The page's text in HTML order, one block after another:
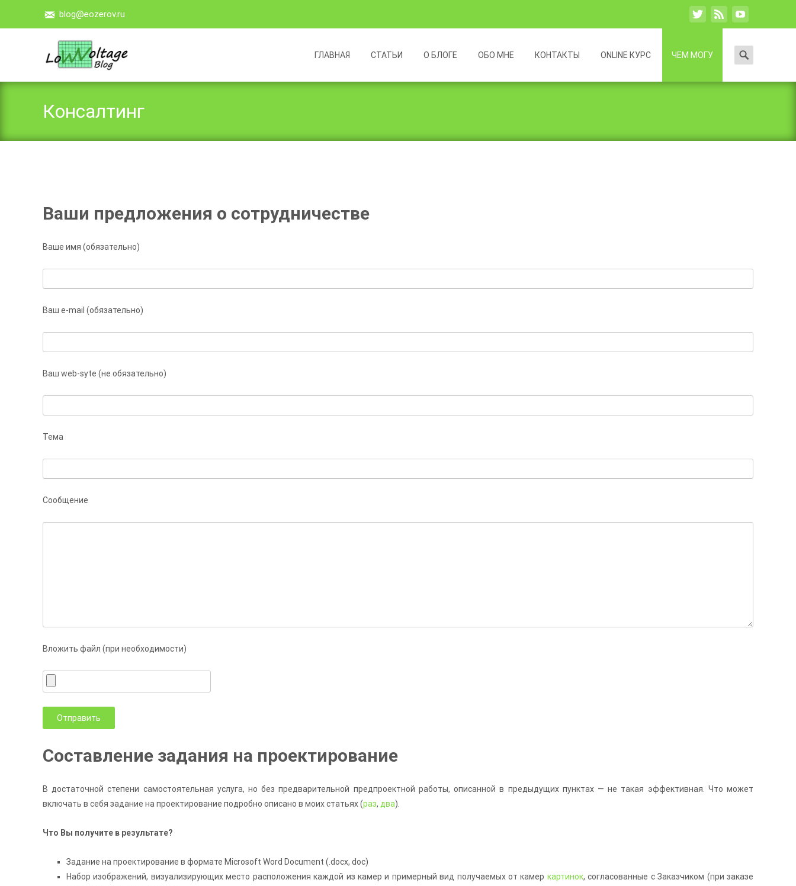
blog@eozerov.ru
ГЛАВНАЯ СТАТЬИ О БЛОГЕ ОБО МНЕ КОНТАКТЫ ONLINE КУРС ЧЕМ МОГУ
Search
for:
Консалтинг
Ваши предложения о сотрудничестве
Ваше имя (обязательно)
Ваш e-mail (обязательно)
Ваш web-syte (не обязательно)
Тема
Сообщение
Вложить файл (при необходимости)
Составление задания на проектирование
В достаточной степени самостоятельная услуга, но без предварительной предпроектной работы, описанной в предыдущих пунктах — не такая эффективная. Что может
включать в себя задание на проектирование подробно описано в моих статьях (раз, два).
Что Вы получите в результате?
Задание на проектирование в формате Microsoft Word Document (.docx, doc)
Набор изображений, визуализирующих место расположения каждой из камер и примерный вид получаемых от камер картинок, согласованные с Заказчиком (при заказе